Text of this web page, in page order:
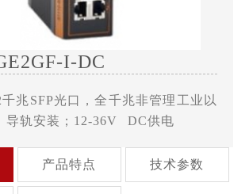
I-DC
兆SFP光口，全千兆非管理工业以
导轨安装；12-36V DC供电
产品特点 技术参数